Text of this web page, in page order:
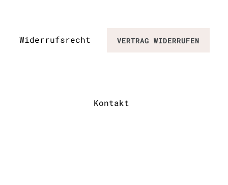
Widerrufs­recht VERTRAG WIDERRUFEN
Kontakt